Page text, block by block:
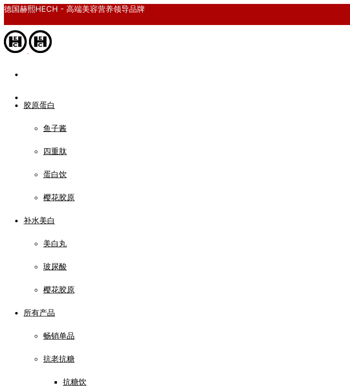
德国赫熙HECH - 高端美容营养领导品牌
胶原蛋白
鱼子酱
四重肽
蛋白饮
樱花胶原
补水美白
美白丸
玻尿酸
樱花胶原
所有产品
畅销单品
抗老抗糖
抗糖饮